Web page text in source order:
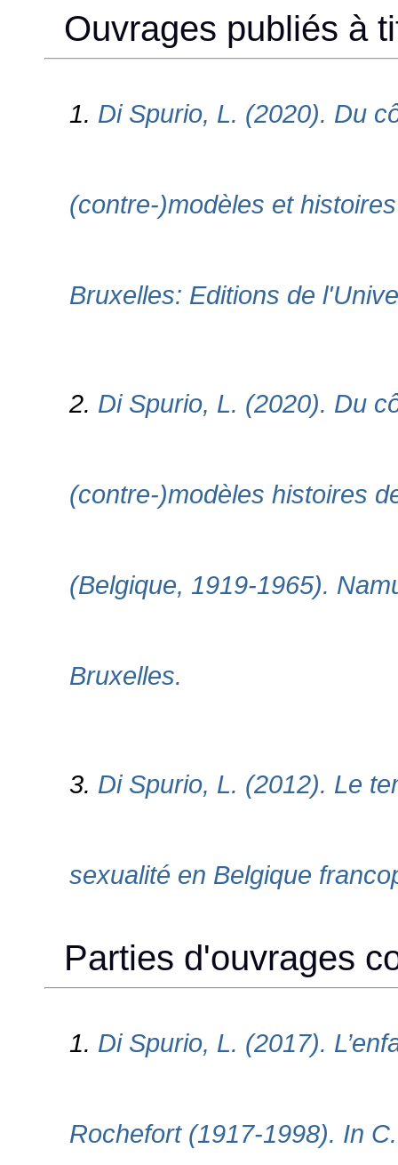
Ouvrages publiés à
1. Di Spurio, L. (2020). Du
(contre-)modèles et
Bruxelles: Editions de
2. Di Spurio, L. (2020). Du
(contre-)modèles histoires
(Belgique, 1919-1965).
Bruxelles.
3. Di Spurio, L. (2012). Le
sexualité en Belgique
Parties d'ouvrages
1. Di Spurio, L. (2017).
Rochefort (1917-1998). In